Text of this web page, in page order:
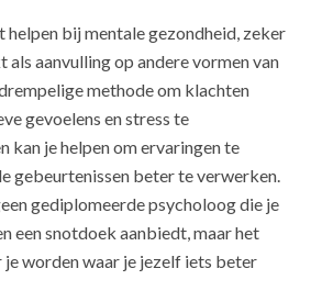
helpen bij mentale gezondheid, zeker
aanvulling op andere vormen van
methode om klachten
gevoelens en stress te
kan je helpen om ervaringen te
gebeurtenissen beter te verwerken.
gediplomeerde psycholoog die je
een snotdoek aanbiedt, maar het
je worden waar je jezelf iets beter